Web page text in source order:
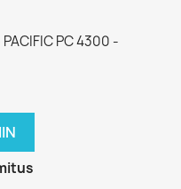
PC 4300 -